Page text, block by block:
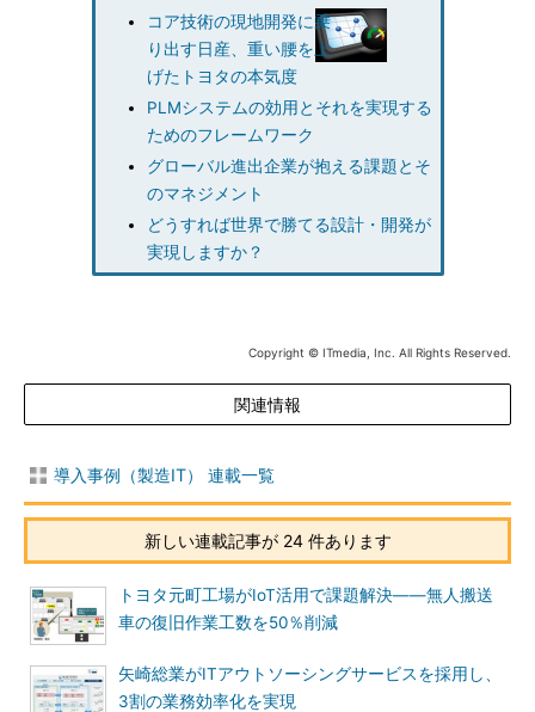
コア技術の現地開発に乗
り出す日産、重い腰を上
げたトヨタの本気度
PLMシステムの効用とそれを実現する
ためのフレームワーク
グローバル進出企業が抱える課題とそ
のマネジメント
どうすれば世界で勝てる設計・開発が
実現しますか？
Copyright © ITmedia, Inc. All Rights Reserved.
関連情報
導入事例（製造IT） 連載一覧
新しい連載記事が 24 件あります
トヨタ元町工場がIoT活用で課題解決――無人搬送
車の復旧作業工数を50％削減
矢崎総業がITアウトソーシングサービスを採用し、
3割の業務効率化を実現